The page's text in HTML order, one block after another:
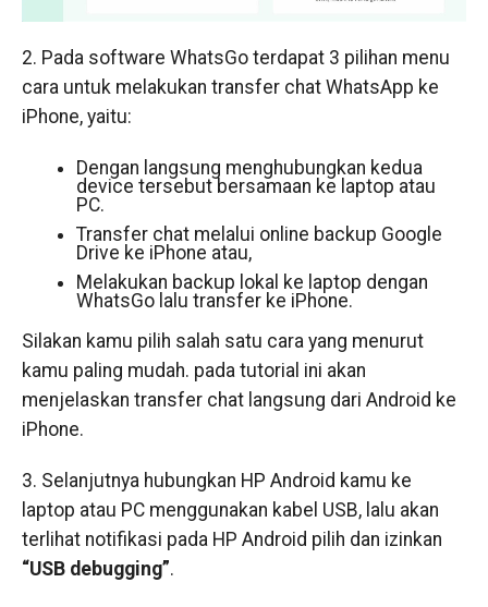
2. Pada software WhatsGo terdapat 3 pilihan menu
cara untuk melakukan transfer chat WhatsApp ke
iPhone, yaitu:
Dengan langsung menghubungkan kedua
device tersebut bersamaan ke laptop atau
PC.
Transfer chat melalui online backup Google
Drive ke iPhone atau,
Melakukan backup lokal ke laptop dengan
WhatsGo lalu transfer ke iPhone.
Silakan kamu pilih salah satu cara yang menurut
kamu paling mudah. pada tutorial ini akan
menjelaskan transfer chat langsung dari Android ke
iPhone.
3. Selanjutnya hubungkan HP Android kamu ke
laptop atau PC menggunakan kabel USB, lalu akan
terlihat notifikasi pada HP Android pilih dan izinkan
“USB debugging”.